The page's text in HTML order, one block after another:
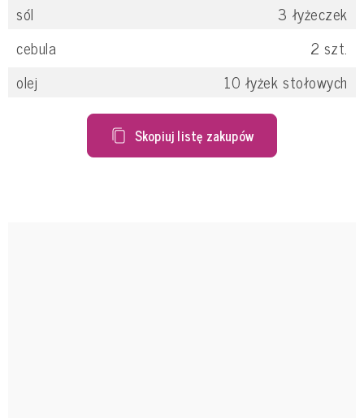
sól
3 łyżeczek
cebula
2 szt.
olej
10 łyżek stołowych
Skopiuj listę zakupów